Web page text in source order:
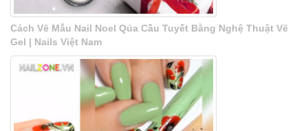
Cách Vẽ Mẫu Nail Noel Qủa Cầu Tuyết Bằng Nghệ Thuật Vẽ
Gel | Nails Việt Nam